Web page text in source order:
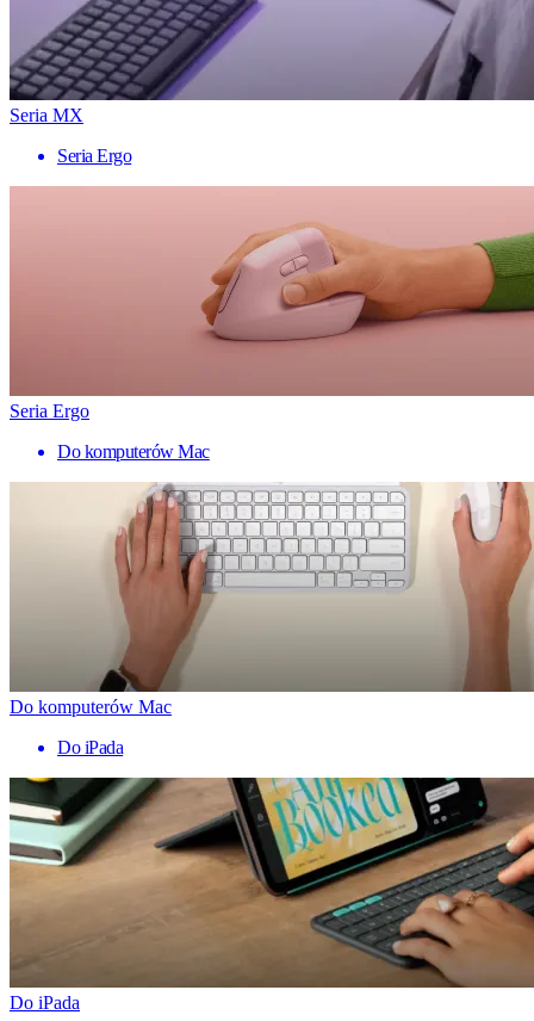
Seria MX
Seria Ergo
Seria Ergo
Do komputerów Mac
Do komputerów Mac
Do iPada
Do iPada